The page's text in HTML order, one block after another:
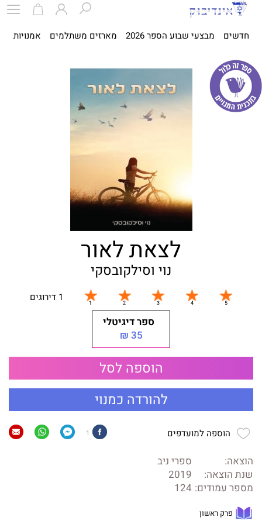
חדשים מבצעי שבוע הספר 2026 מארזים משתלמים אמנויות
לצאת לאור
נוי וסילקובסקי
1 דירוגים
ספר דיגיטלי
35 ₪
הוספה לסל
להורדה כמנוי
הוספה למועדפים 1
הוצאה:
ספרי ניב
שנת הוצאה:
2019
מספר עמודים: 124
פרק ראשון